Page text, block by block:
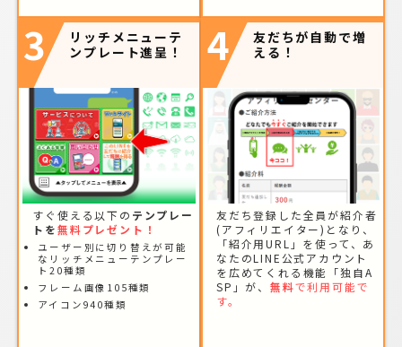
3
リッチメニューテ
ンプレート進呈！
すぐ使える以下の テンプレー
トを無料プレゼント！
ユーザー別に切り替えが可能
なリッチメニューテンプレー
ト20種類
フレーム画像105種類
アイコン940種類
4
友だちが自動で増
える！
友だち登録した全員が紹介者
(アフィリエイター)となり、
「紹介用URL」を使って、あ
なたのLINE公式アカウント
を広めてくれる機能「独自A
SP」が、 無料で利用可能で
す。